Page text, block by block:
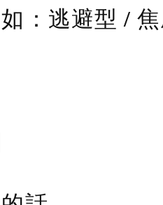
：逃避型 /